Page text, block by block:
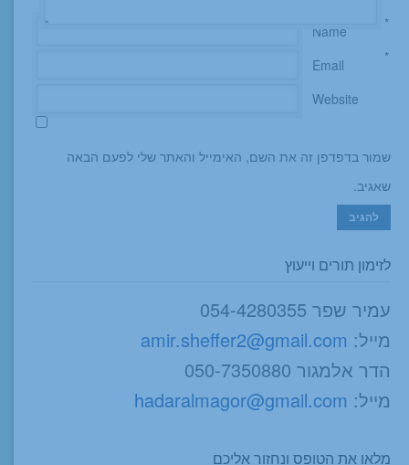
Name *
Email *
Website
שמור בדפדפן זה את השם, האימייל והאתר שלי לפעם הבאה
שאגיב.
לזימון תורים וייעוץ
עמיר שפר 054-4280355
מייל: amir.sheffer2@gmail.com
הדר אלמגור 050-7350880
מייל: hadaralmagor@gmail.com
מלאו את הטופס ונחזור אליכם